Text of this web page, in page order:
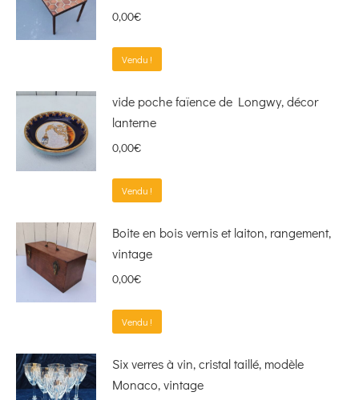
0,00€
Vendu !
vide poche faïence de Longwy, décor
lanterne
0,00€
Vendu !
Boite en bois vernis et laiton, rangement,
vintage
0,00€
Vendu !
Six verres à vin, cristal taillé, modèle
Monaco, vintage